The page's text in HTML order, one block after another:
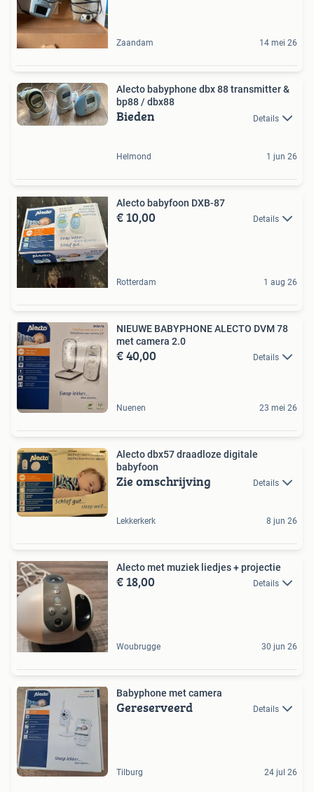
Zaandam 14 mei 26
Alecto babyphone dbx 88 transmitter &
bp88 / dbx88
Bieden Details
Helmond 1 jun 26
Alecto babyfoon DXB-87
€ 10,00 Details
Rotterdam 1 aug 26
NIEUWE BABYPHONE ALECTO DVM 78
met camera 2.0
€ 40,00 Details
Nuenen 23 mei 26
Alecto dbx57 draadloze digitale
babyfoon
Zie omschrijving Details
Lekkerkerk 8 jun 26
Alecto met muziek liedjes + projectie
€ 18,00 Details
Woubrugge 30 jun 26
Babyphone met camera
Gereserveerd Details
Tilburg 24 jul 26